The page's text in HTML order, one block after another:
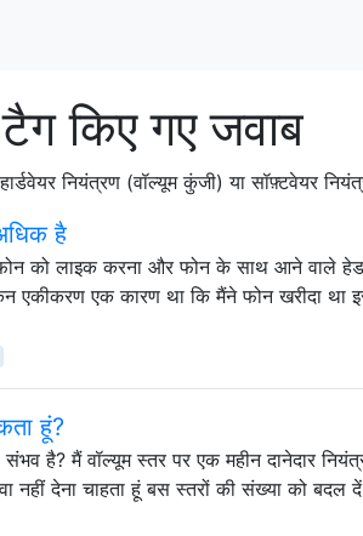
किए गए जवाब
नियंत्रण (वॉल्यूम कुंजी) या सॉफ़्टवेयर
है
को लाइक करना और फोन के साथ आने वाले
एकीकरण एक कारण था कि मैंने फोन खरीदा था
हूं?
है? मैं वॉल्यूम स्तर पर एक महीन दानेदार
नहीं देना चाहता हूं बस स्तरों की संख्या को